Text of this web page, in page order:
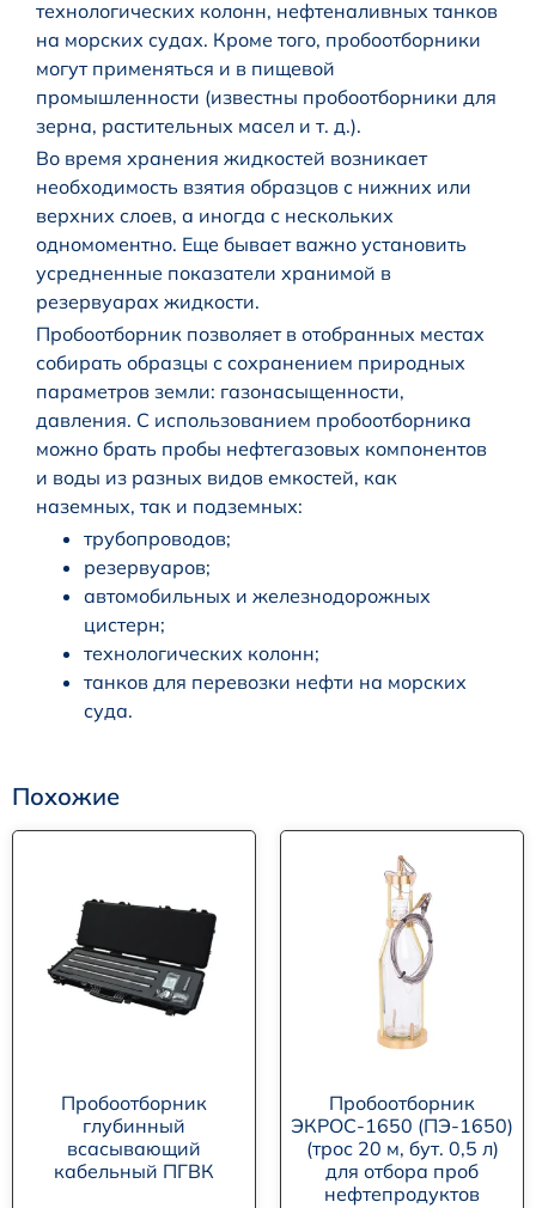
технологических колонн, нефтеналивных танков
на морских судах. Кроме того, пробоотборники
могут применяться и в пищевой
промышленности (известны пробоотборники для
зерна, растительных масел и т. д.).
Во время хранения жидкостей возникает
необходимость взятия образцов с нижних или
верхних слоев, а иногда с нескольких
одномоментно. Еще бывает важно установить
усредненные показатели хранимой в
резервуарах жидкости.
Пробоотборник позволяет в отобранных местах
собирать образцы с сохранением природных
параметров земли: газонасыщенности,
давления. С использованием пробоотборника
можно брать пробы нефтегазовых компонентов
и воды из разных видов емкостей, как
наземных, так и подземных:
трубопроводов;
резервуаров;
автомобильных и железнодорожных
цистерн;
технологических колонн;
танков для перевозки нефти на морских
суда.
Похожие
Пробоотборник
глубинный
всасывающий
кабельный ПГВК
Пробоотборник
ЭКРОС-1650 (ПЭ-1650)
(трос 20 м, бут. 0,5 л)
для отбора проб
нефтепродуктов